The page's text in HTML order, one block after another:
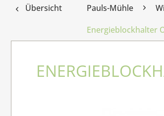
Übersicht Pauls-Mühle
Energieblockhalter